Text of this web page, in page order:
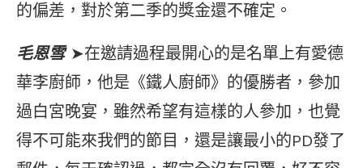
的偏差，對於第二季的獎金還不確定。
毛恩雪➤在邀請過程最開心的是名單上有愛德
華李廚師，他是《鐵人廚師》的優勝者，參加
過白宮晚宴，雖然希望有這樣的人參加，也覺
得不可能來我們的節目，還是讓最小的PD發了